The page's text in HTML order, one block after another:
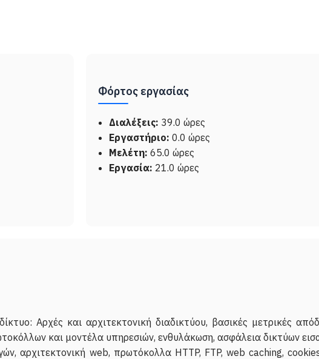
Φόρτος εργασίας
Διαλέξεις: 39.0 ώρες
Εργαστήριο: 0.0 ώρες
Μελέτη: 65.0 ώρες
Εργασία: 21.0 ώρες
Αρχές και αρχιτεκτονική διαδικτύου, βασικές μετρικές
και μοντέλα υπηρεσιών, ενθυλάκωση, ασφάλεια δικτύων
αρχιτεκτονική web, πρωτόκολλα HTTP, FTP, web caching,